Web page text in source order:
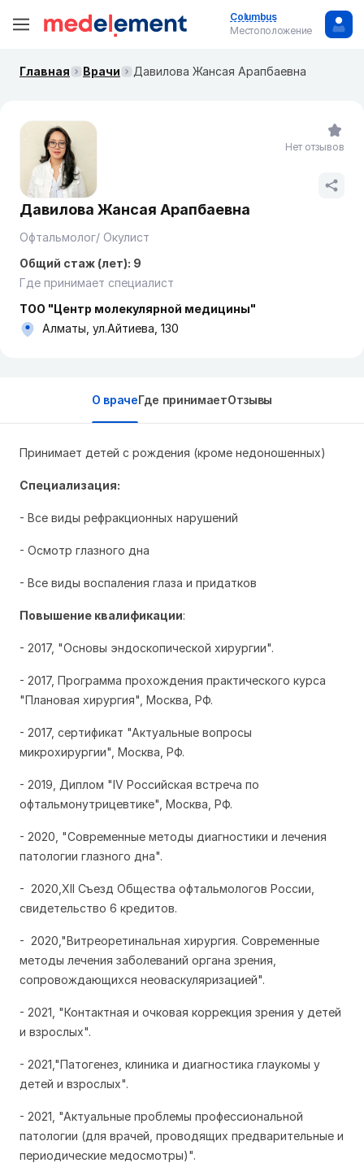
Columbus
Местоположение
Главная Врачи Давилова Жансая Арапбаевна
Давилова Жансая Арапбаевна
Офтальмолог/ Окулист
Общий стаж (лет): 9
Где принимает специалист
ТОО "Центр молекулярной медицины"
Алматы, ул.Айтиева, 130
Нет отзывов
О врачеГде принимаетОтзывы
Принимает детей с рождения (кроме недоношенных)
Специализация:
- Все виды рефракционных нарушений
- Осмотр глазного дна
- Все виды воспаления глаза и придатков
Повышение квалификации:
- 2017, "Основы эндоскопической хирургии".
- 2017, Программа прохождения практического курса
"Плановая хирургия", Москва, РФ.
- 2017, сертификат "Актуальные вопросы
микрохирургии", Москва, РФ.
- 2019, Диплом "IV Российская встреча по
офтальмонутрицевтике", Москва, РФ.
- 2020, "Современные методы диагностики и лечения
патологии глазного дна".
- 2020,XII Съезд Общества офтальмологов России,
свидетельство 6 кредитов.
- 2020,"Витреоретинальная хирургия. Современные
методы лечения заболеваний органа зрения,
сопровождающихся неоваскуляризацией".
- 2021, "Контактная и очковая коррекция зрения у детей
и взрослых".
- 2021,"Патогенез, клиника и диагностика глаукомы у
детей и взрослых".
- 2021, "Актуальные проблемы профессиональной
патологии (для врачей, проводящих предварительные и
периодические медосмотры)".